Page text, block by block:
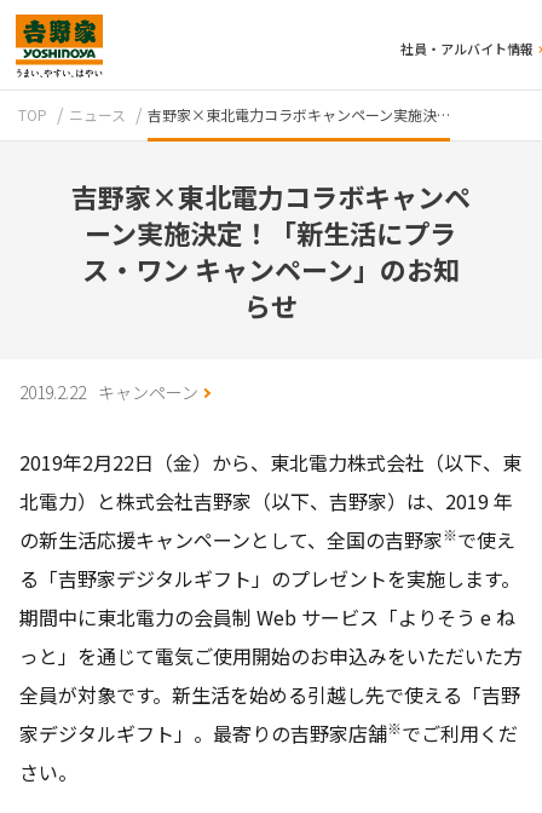
社員・アルバイト情報
牛丼のこだわり 吉野家の歴史
TOP ニュース 吉野家×東北電力コラボキャンペーン実施決…
吉野家×東北電力コラボキャンペ
ーン実施決定！「新生活にプラ
ス・ワン キャンペーン」のお知
らせ
2019.2.22 キャンペーン
2019年2月22日（金）から、東北電力株式会社（以下、東
北電力）と株式会社吉野家（以下、吉野家）は、2019 年
の新生活応援キャンペーンとして、全国の吉野家※で使え
る「吉野家デジタルギフト」のプレゼントを実施します。
期間中に東北電力の会員制 Web サービス「よりそう e ね
っと」を通じて電気ご使用開始のお申込みをいただいた方
全員が対象です。新生活を始める引越し先で使える「吉野
家デジタルギフト」。最寄りの吉野家店舗※でご利用くだ
さい。